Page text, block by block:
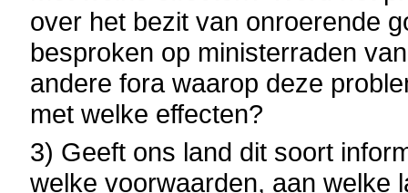
over het bezit van onroerende
besproken op ministerraden
andere fora waarop deze
met welke effecten?
3) Geeft ons land dit soort
welke voorwaarden, aan welke